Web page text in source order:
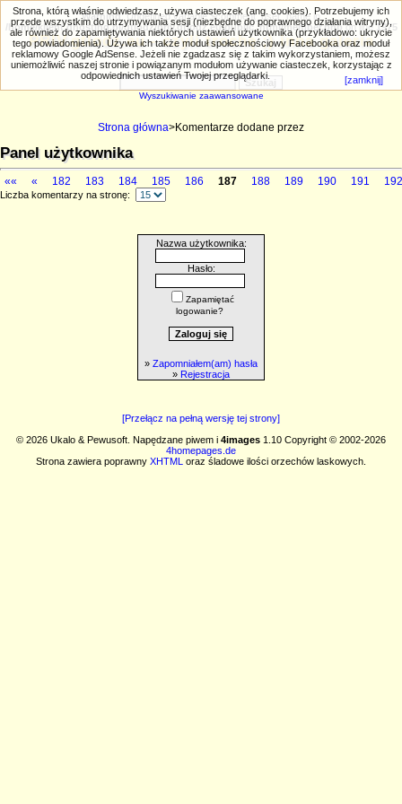
Warning: Undefined variable $comment_user_name in
/home/klient.dhosting.pl/gtlodz/priv.gtlodz.eu/public_html/member.phpon line1975
PRIV.gtlodz.eu - czyli trochę ;) inna galeria
Wyszukiwanie zaawansowane
Strona główna>Komentarze dodane przez
Panel użytkownika
«« « 182 183 184 185 186 187 188 189 190 191 192
Liczba komentarzy na stronę:
Nazwa użytkownika:
Hasło:
Zapamiętać
logowanie?
» Zapomniałem(am) hasła
» Rejestracja
[Przełącz na pełną wersję tej strony]
© 2026 Ukalo & Pewusoft. Napędzane piwem i 4images 1.10 Copyright © 2002-2026
4homepages.de
Strona zawiera poprawny XHTML oraz śladowe ilości orzechów laskowych.
Strona, którą właśnie odwiedzasz, używa ciasteczek (ang. cookies). Potrzebujemy ich
przede wszystkim do utrzymywania sesji (niezbędne do poprawnego działania witryny),
ale również do zapamiętywania niektórych ustawień użytkownika (przykładowo: ukrycie
tego powiadomienia). Używa ich także moduł społecznościowy Facebooka oraz moduł
reklamowy Google AdSense. Jeżeli nie zgadzasz się z takim wykorzystaniem, możesz
uniemożliwić naszej stronie i powiązanym modułom używanie ciasteczek, korzystając z
odpowiednich ustawień Twojej przeglądarki.
[zamknij]